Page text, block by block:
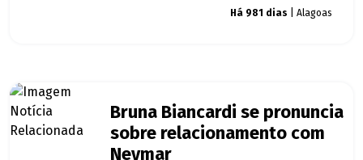
Há 981 dias | Alagoas
Bruna Biancardi se pronuncia
sobre relacionamento com
Neymar